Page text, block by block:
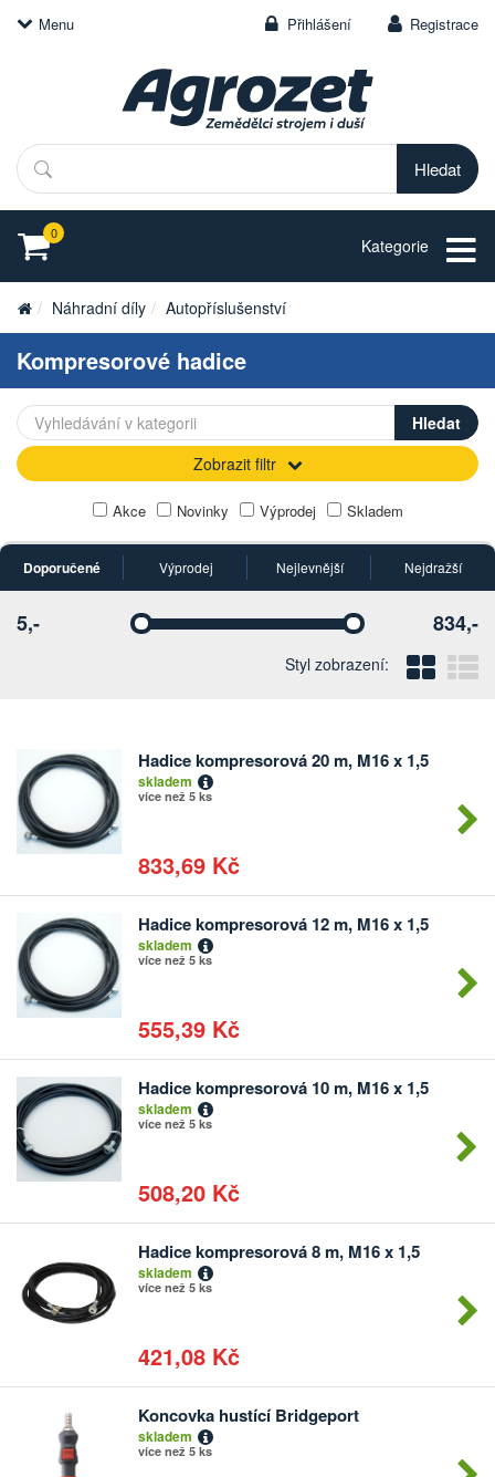
Menu Přihlášení Registrace
Hledat
0
Kategorie
Náhradní díly Autopříslušenství
Kompresorové hadice
Zobrazit filtr
Akce Novinky Výprodej Skladem
Doporučené Výprodej Nejlevnější Nejdražší
Vyberte Vyberte
5,- 834,-
Styl zobrazení:
Hadice kompresorová 20 m, M16 x 1,5
skladem
více než 5 ks
833,69 Kč
Počet
kusů
Hadice kompresorová 12 m, M16 x 1,5
skladem
více než 5 ks
555,39 Kč
Počet
kusů
Hadice kompresorová 10 m, M16 x 1,5
skladem
více než 5 ks
508,20 Kč
Počet
kusů
Hadice kompresorová 8 m, M16 x 1,5
skladem
více než 5 ks
421,08 Kč
Počet
kusů
Koncovka hustící Bridgeport
skladem
více než 5 ks
Počet
kusů